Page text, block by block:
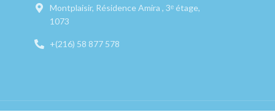
Montplaisir, Résidence Amira , 3ᵉ étage,
1073
+(216) 58 877 578